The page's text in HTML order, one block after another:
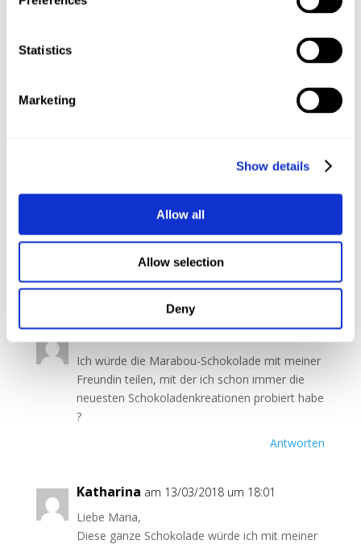
Statistics
Marketing
Show details
Allow all
Allow selection
Deny
Antworten
Mit einer sehr guten Freundin, wir lieben (leider
wir immer gerne mit unseren Männern
zusammen, die beiden mögen nicht so gerne
Schokolade, so das mehr für uns bleibt ?
Danke fur dieses tolle Gewinnspiel 🙂 Liebe
grüße, Wiebke
Antworten
Tale
Ich würde die Marabou-Schokolade mit meiner
Freundin teilen, mit der ich schon immer die
neuesten Schokoladenkreationen probiert habe
?
Antworten
Katharina am 13/03/2018 um 18:01
Liebe Maria,
Diese ganze Schokolade würde ich mit meiner